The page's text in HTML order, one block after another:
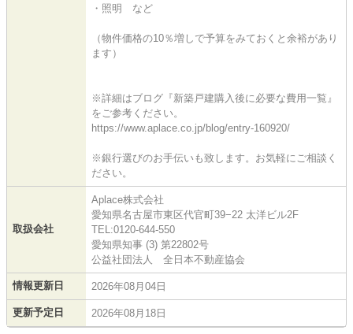
・照明 など
（物件価格の10％増しで予算をみておくと余裕があり
ます）
※詳細はブログ『新築戸建購入後に必要な費用一覧』
をご参考ください。
https://www.aplace.co.jp/blog/entry-160920/
※銀行選びのお手伝いも致します。お気軽にご相談く
ださい。
取扱会社
Aplace株式会社
愛知県名古屋市東区代官町39−22 太洋ビル2F
TEL:0120-644-550
愛知県知事 (3) 第22802号
公益社団法人 全日本不動産協会
情報更新日 2026年08月04日
更新予定日 2026年08月18日